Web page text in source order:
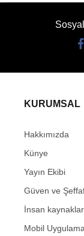
KURUMSAL
Hakkımızda
Künye
Yayın Ekibi
Güven ve
İnsan
Mobil Uygulama